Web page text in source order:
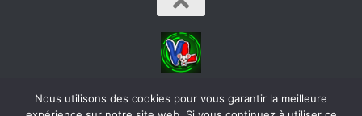
videoludos © 2026. Tous droits réservés.
Nous utilisons des cookies pour vous garantir la meilleure